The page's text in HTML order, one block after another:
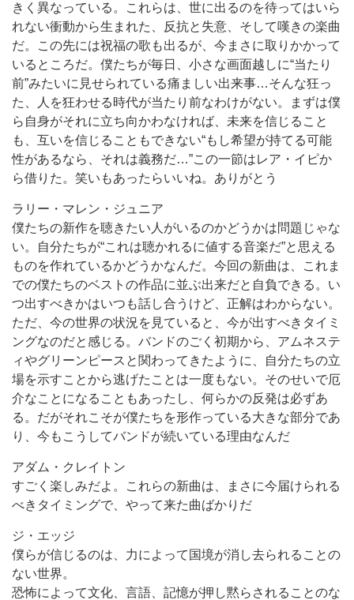
きく異なっている。これらは、世に出るのを待ってはいら
れない衝動から生まれた、反抗と失意、そして嘆きの楽曲
だ。この先には祝福の歌も出るが、今まさに取りかかって
いるところだ。僕たちが毎日、小さな画面越しに“当たり
前”みたいに見せられている痛ましい出来事…そんな狂っ
た、人を狂わせる時代が当たり前なわけがない。まずは僕
ら自身がそれに立ち向かわなければ、未来を信じること
も、互いを信じることもできない“もし希望が持てる可能
性があるなら、それは義務だ…”この一節はレア・イピか
ら借りた。笑いもあったらいいね。ありがとう
ラリー・マレン・ジュニア
僕たちの新作を聴きたい人がいるのかどうかは問題じゃな
い。自分たちが“これは聴かれるに値する音楽だ”と思える
ものを作れているかどうかなんだ。今回の新曲は、これま
での僕たちのベストの作品に並ぶ出来だと自負できる。い
つ出すべきかはいつも話し合うけど、正解はわからない。
ただ、今の世界の状況を見ていると、今が出すべきタイミ
ングなのだと感じる。バンドのごく初期から、アムネステ
ィやグリーンピースと関わってきたように、自分たちの立
場を示すことから逃げたことは一度もない。そのせいで厄
介なことになることもあったし、何らかの反発は必ずあ
る。だがそれこそが僕たちを形作っている大きな部分であ
り、今もこうしてバンドが続いている理由なんだ
アダム・クレイトン
すごく楽しみだよ。これらの新曲は、まさに今届けられる
べきタイミングで、やって来た曲ばかりだ
ジ・エッジ
僕らが信じるのは、力によって国境が消し去られることの
ない世界。
恐怖によって文化、言語、記憶が押し黙らされることのな